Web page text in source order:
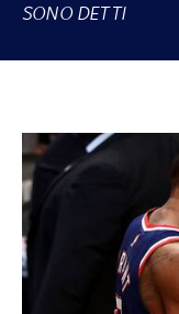
SONO DETTI